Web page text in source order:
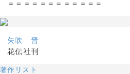
＝＝＝＝＝＝＝＝＝＝＝＝
矢吹 晋
花伝社刊
著作リスト